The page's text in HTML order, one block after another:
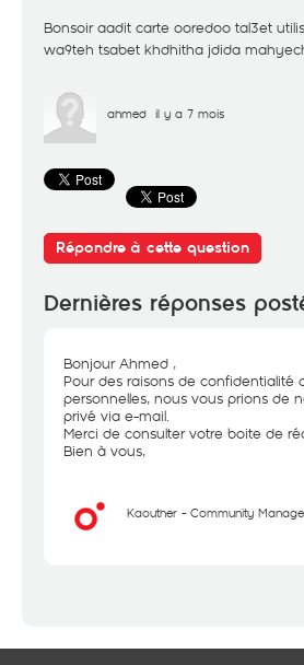
Bonsoir aadit carte ooredoo tal3et
wa9teh tsabet khdhitha jdida
ahmed il y a 7 mois
Répondre à cette question
Dernières réponses
Bonjour Ahmed ,
Pour des raisons de confidentialité
personnelles, nous vous prions de
privé via e-mail.
Merci de consulter votre boite de
Bien à vous,
Kaouther - Community